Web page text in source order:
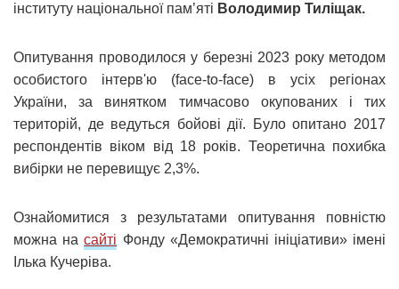
інституту національної пам’яті Володимир Тиліщак.
Опитування проводилося у березні 2023 року методом
особистого інтерв'ю (face-to-face) в усіх регіонах
України, за винятком тимчасово окупованих і тих
територій, де ведуться бойові дії. Було опитано 2017
респондентів віком від 18 років. Теоретична похибка
вибірки не перевищує 2,3%.
Ознайомитися з результатами опитування повністю
можна насайті Фонду «Демократичні ініціативи» імені
Ілька Кучеріва.